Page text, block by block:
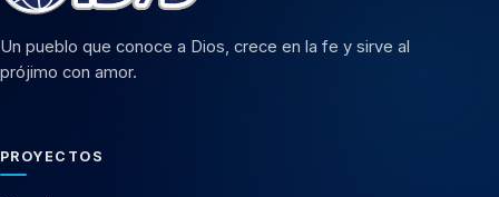
Un pueblo que conoce a Dios, crece en la fe y sirve al
prójimo con amor.
PROYECTOS